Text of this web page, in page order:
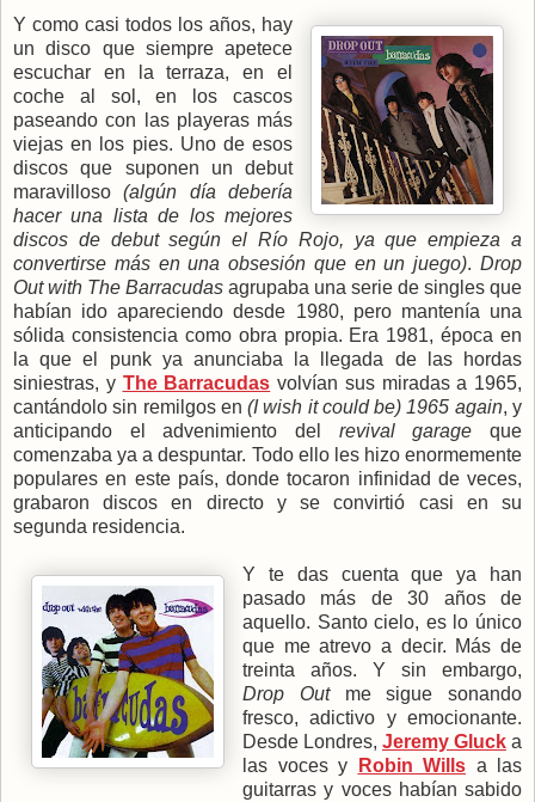
Y como casi todos los años, hay
un disco que siempre apetece
escuchar en la terraza, en el
coche al sol, en los cascos
paseando con las playeras más
viejas en los pies. Uno de esos
discos que suponen un debut
maravilloso(algún día debería
hacer una lista de los mejores
discos de debut según el Río Rojo, ya que empieza a
convertirse más en una obsesión que en un juego).Drop
Out with The Barracudas agrupaba una serie de singles que
habían ido apareciendo desde 1980, pero mantenía una
sólida consistencia como obra propia. Era 1981, época en
la que el punk ya anunciaba la llegada de las hordas
siniestras, y The Barracudas volvían sus miradas a 1965,
cantándolo sin remilgos en(I wish it could be) 1965 again, y
anticipando el advenimiento del revival garage que
comenzaba ya a despuntar. Todo ello les hizo enormemente
populares en este país, donde tocaron infinidad de veces,
grabaron discos en directo y se convirtió casi en su
segunda residencia.
Y te das cuenta que ya han
pasado más de 30 años de
aquello. Santo cielo, es lo único
que me atrevo a decir. Más de
treinta años. Y sin embargo,
Drop Outme sigue sonando
fresco, adictivo y emocionante.
Desde Londres, Jeremy Gluck a
las voces y
Robin Wills a las
guitarras y voces habían sabido